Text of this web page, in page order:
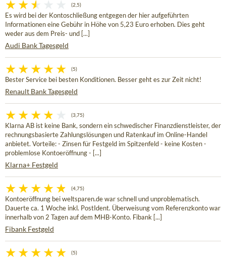
(2,5)
Es wird bei der Kontoschließung entgegen der hier aufgeführten
Informationen eine Gebühr in Höhe von 5,23 Euro erhoben. Dies geht
weder aus dem Preis- und [...]
Audi Bank Tagesgeld
(5)
Bester Service bei besten Konditionen. Besser geht es zur Zeit nicht!
Renault Bank Tagesgeld
(3,75)
Klarna AB ist keine Bank, sondern ein schwedischer Finanzdienstleister, der
rechnungsbasierte Zahlungslösungen und Ratenkauf im Online-Handel
anbietet. Vorteile: - Zinsen für Festgeld im Spitzenfeld - keine Kosten -
problemlose Kontoeröffnung - [...]
Klarna+ Festgeld
(4,75)
Kontoeröffnung bei weltsparen.de war schnell und unproblematisch.
Dauerte ca. 1 Woche inkl. PostIdent. Überweisung vom Referenzkonto war
innerhalb von 2 Tagen auf dem MHB-Konto. Fibank [...]
Fibank Festgeld
(5)